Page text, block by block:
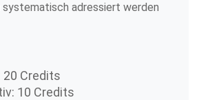
systematisch adressiert werden
Credits
10 Credits